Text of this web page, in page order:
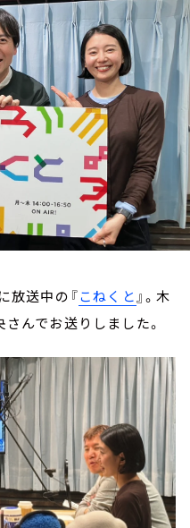
放送中の『こねくと』。木
んでお送りしました。